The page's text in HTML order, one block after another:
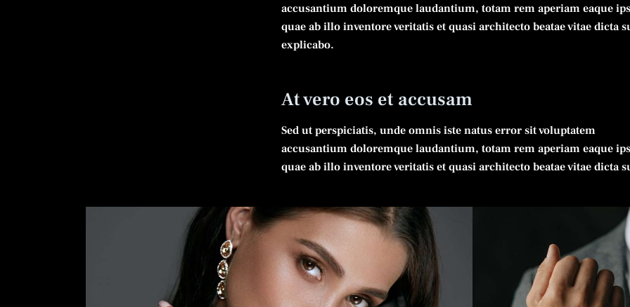
accusantium doloremque laudantium, totam rem aperiam eaque
quae ab illo inventore veritatis et quasi architecto beatae vitae dicta
explicabo.
At vero eos et accusam
Sed ut perspiciatis, unde omnis iste natus error sit voluptatem
accusantium doloremque laudantium, totam rem aperiam eaque
quae ab illo inventore veritatis et quasi architecto beatae vitae dicta